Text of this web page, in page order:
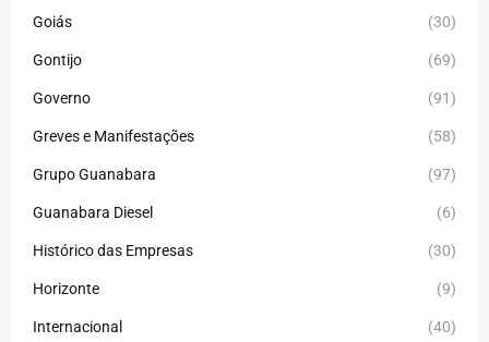
Goiás (30)
Gontijo (69)
Governo (91)
Greves e Manifestações (58)
Grupo Guanabara (97)
Guanabara Diesel (6)
Histórico das Empresas (30)
Horizonte (9)
Internacional (40)